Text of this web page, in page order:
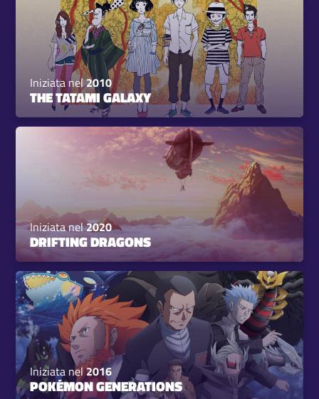
Iniziata nel2010
THE TATAMI GALAXY
Iniziata nel2020
DRIFTING DRAGONS
Iniziata nel2016
POKÉMON GENERATIONS